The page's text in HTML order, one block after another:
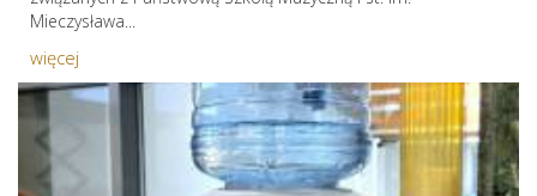
Mieczysława...
więcej